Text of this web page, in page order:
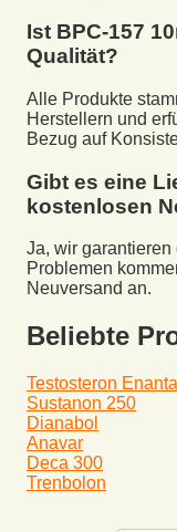
Ist BPC-157
Qualität?
Alle Produkte
Herstellern und
Bezug auf
Gibt es eine
kostenlosen
Ja, wir
Problemen
Neuversand an.
Beliebte
Testosteron
Sustanon 250
Dianabol
Anavar
Deca 300
Trenbolon